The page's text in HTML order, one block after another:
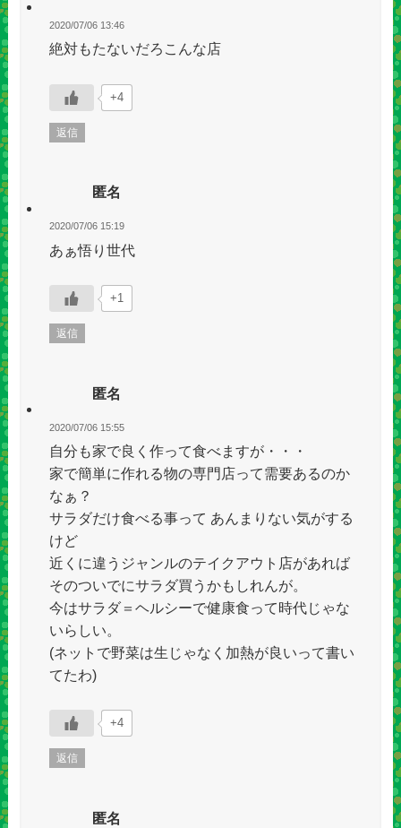
2020/07/06 13:46
絶対もたないだろこんな店
+4
返信
匿名
2020/07/06 15:19
あぁ悟り世代
+1
返信
匿名
2020/07/06 15:55
自分も家で良く作って食べますが・・・
家で簡単に作れる物の専門店って需要あるのか
なぁ？
サラダだけ食べる事って あんまりない気がする
けど
近くに違うジャンルのテイクアウト店があれば
そのついでにサラダ買うかもしれんが。
今はサラダ＝ヘルシーで健康食って時代じゃな
いらしい。
(ネットで野菜は生じゃなく加熱が良いって書い
てたわ)
+4
返信
匿名